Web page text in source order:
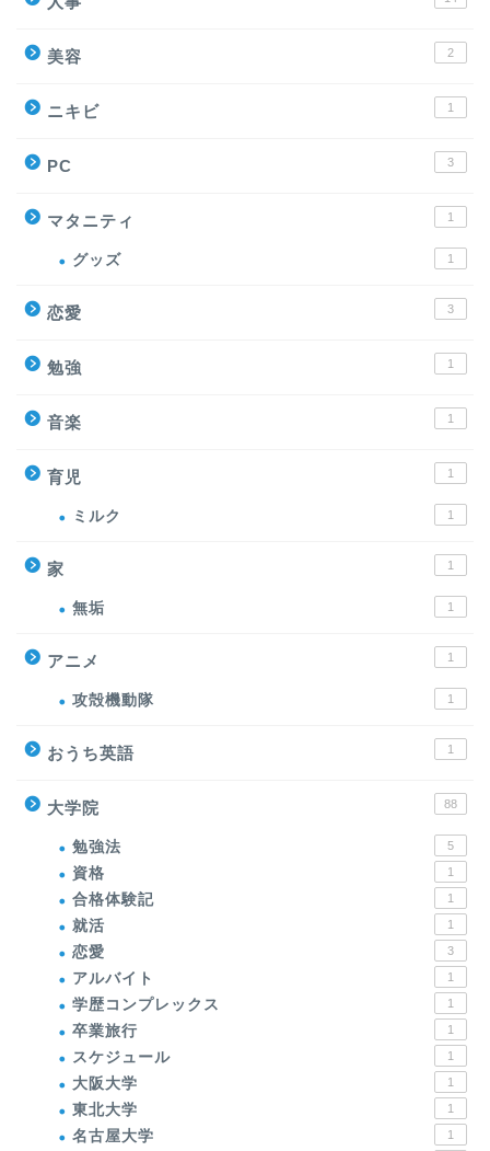
美容 2
ニキビ 1
PC 3
マタニティ 1
グッズ 1
恋愛 3
勉強 1
音楽 1
育児 1
ミルク 1
家 1
無垢 1
アニメ 1
攻殻機動隊 1
おうち英語 1
大学院 88
勉強法 5
資格 1
合格体験記 1
就活 1
恋愛 3
アルバイト 1
学歴コンプレックス 1
卒業旅行 1
スケジュール 1
大阪大学 1
東北大学 1
名古屋大学 1